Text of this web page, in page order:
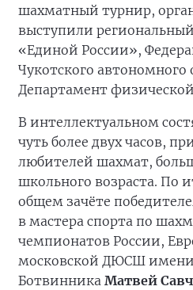
шахматный турнир,
выступили
«Единой России»,
Чукотского автономного
Департамент
В интеллектуальном
чуть более двух часов,
любителей шахмат,
школьного возраста. По
общем зачёте
в мастера спорта по
чемпионатов России,
московской ДЮСШ
Ботвинника Матвей